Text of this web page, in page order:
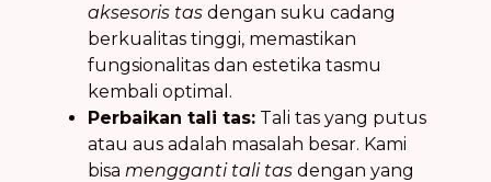
aksesoris tas dengan suku cadang
berkualitas tinggi, memastikan
fungsionalitas dan estetika tasmu
kembali optimal.
Perbaikan tali tas: Tali tas yang putus
atau aus adalah masalah besar. Kami
bisa mengganti tali tas dengan yang